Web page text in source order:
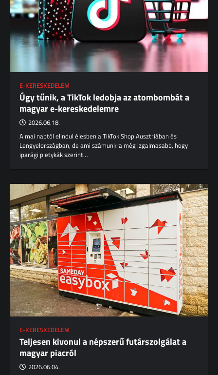
E-KERESKEDELEM
Úgy tűnik, a TikTok ledobja az atombombát a
magyar e-kereskedelemre
2026.06.18.
A mai naptól elindul élesben a TikTok Shop Ausztriában és
Lengyelországban, de ami számunkra még izgalmasabb, hogy
iparági pletykák szerint…
E-KERESKEDELEM
Teljesen kivonul a népszerű futárszolgálat a
magyar piacról
2026.06.04.